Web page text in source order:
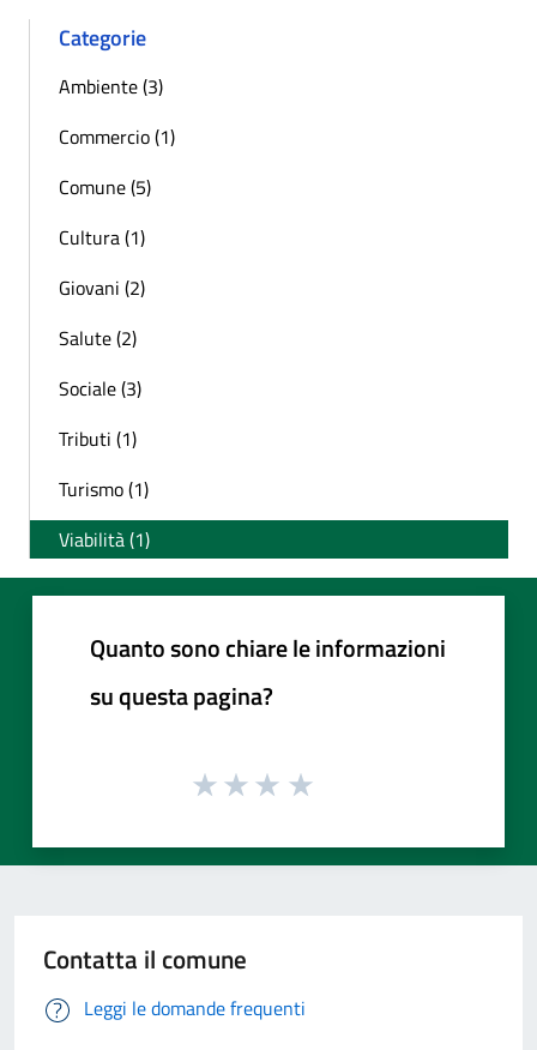
Categorie
Ambiente (3)
Commercio (1)
Comune (5)
Cultura (1)
Giovani (2)
Salute (2)
Sociale (3)
Tributi (1)
Turismo (1)
Viabilità (1)
Quanto sono chiare le informazioni
su questa pagina?
Contatta il comune
Leggi le domande frequenti